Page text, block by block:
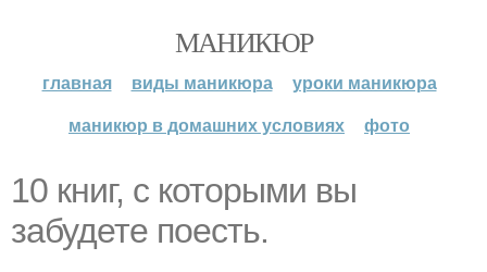
МАНИКЮР
главная виды маникюра
уроки маникюра
маникюр в домашних условиях
фото
10 книг, с которыми вы
забудете поесть.